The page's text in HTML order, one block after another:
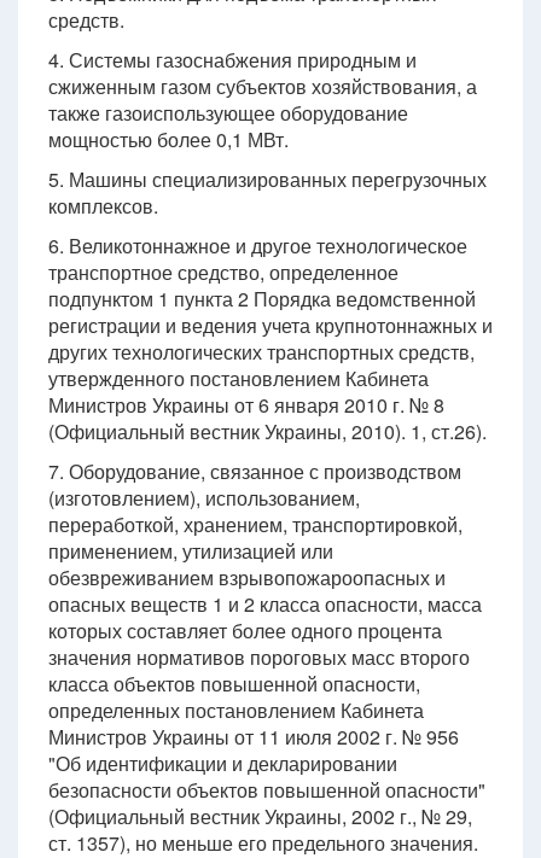
средств.
4. Системы газоснабжения природным и
сжиженным газом субъектов хозяйствования, а
также газоиспользующее оборудование
мощностью более 0,1 МВт.
5. Машины специализированных перегрузочных
комплексов.
6. Великотоннажное и другое технологическое
транспортное средство, определенное
подпунктом 1 пункта 2 Порядка ведомственной
регистрации и ведения учета крупнотоннажных и
других технологических транспортных средств,
утвержденного постановлением Кабинета
Министров Украины от 6 января 2010 г. № 8
(Официальный вестник Украины, 2010). 1, ст.26).
7. Оборудование, связанное с производством
(изготовлением), использованием,
переработкой, хранением, транспортировкой,
применением, утилизацией или
обезвреживанием взрывопожароопасных и
опасных веществ 1 и 2 класса опасности, масса
которых составляет более одного процента
значения нормативов пороговых масс второго
класса объектов повышенной опасности,
определенных постановлением Кабинета
Министров Украины от 11 июля 2002 г. № 956
"Об идентификации и декларировании
безопасности объектов повышенной опасности"
(Официальный вестник Украины, 2002 г., № 29,
ст. 1357), но меньше его предельного значения.